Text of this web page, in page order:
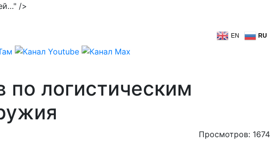
/>
EN RU
логистическим
Просмотров: 1674